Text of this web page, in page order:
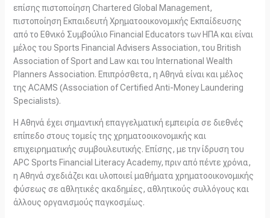
επίσης πιστοποίηση Chartered Global Management,
πιστοποίηση Εκπαιδευτή Χρηματοοικονομικής Εκπαίδευσης
από το Εθνικό Συμβούλιο Financial Educators των ΗΠΑ και είναι
μέλος του Sports Financial Advisers Association, του British
Association of Sport and Law και του International Wealth
Planners Association. Επιπρόσθετα, η Αθηνά είναι και μέλος
της ACAMS (Association of Certified Anti-Money Laundering
Specialists).
Η Αθηνά έχει σημαντική επαγγελματική εμπειρία σε διεθνές
επίπεδο στους τομείς της χρηματοοικονομικής και
επιχειρηματικής συμβουλευτικής. Επίσης, με την ίδρυση του
APC Sports Financial Literacy Academy, πριν από πέντε χρόνια,
η Αθηνά σχεδιάζει και υλοποιεί μαθήματα χρηματοοικονομικής
φύσεως σε αθλητικές ακαδημίες, αθλητικούς συλλόγους και
άλλους οργανισμούς παγκοσμίως.